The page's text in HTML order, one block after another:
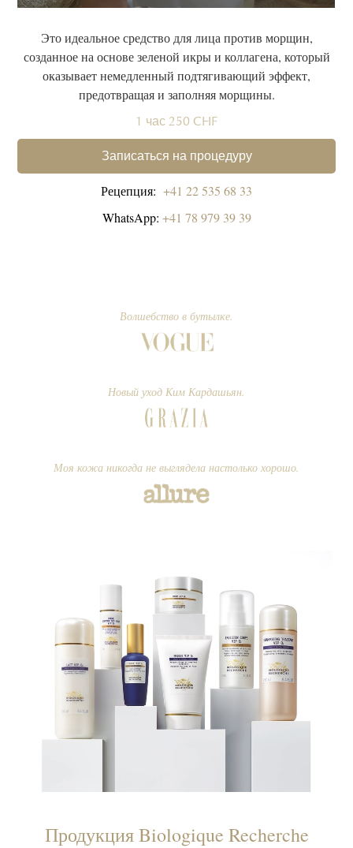
Это идеальное средство для лица против морщин,
созданное на основе зеленой икры и коллагена, который
оказывает немедленный подтягивающий эффект,
предотвращая и заполняя морщины.
1 час 250 CHF
Записаться на процедуру
Рецепция: +41 22 535 68 33
WhatsApp: +41 78 979 39 39
Волшебство в бутылке.
Новый уход Ким Кардашьян.
Моя кожа никогда не выглядела настолько хорошо.
Продукция Biologique Recherche